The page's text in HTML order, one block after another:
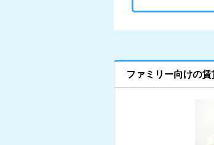
ファミリー向けの